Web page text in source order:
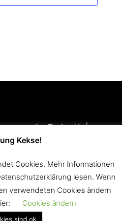
von der Teck e.V. |
|Datenschutzerklärung
Schützenverband
(WSV)
Kekse!
Cookies. Mehr Informationen
lesen. Wenn
verwendeten Cookies ändern
Cookies ändern
sind ok